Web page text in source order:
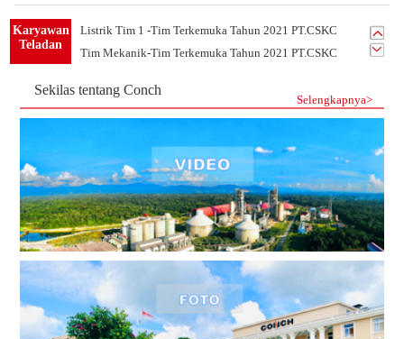
Karyawan
Teladan
Belajar Dari Sandy Karyawan Teladan Dari Departemen PLTU
Listrik Tim 1 -Tim Terkemuka Tahun 2021 PT.CSKC
Tim Mekanik-Tim Terkemuka Tahun 2021 PT.CSKC
Sekilas tentang Conch
Selengkapnya>